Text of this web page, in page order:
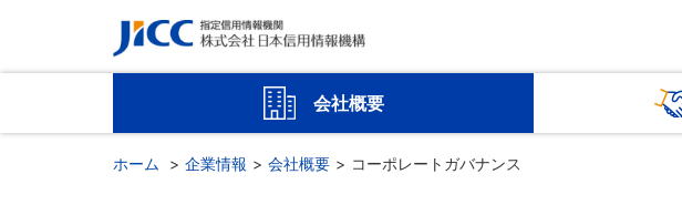
会社概要
ホーム 企業情報 会社概要 コーポレートガバナンス